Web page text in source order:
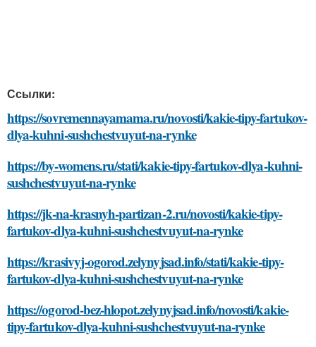
Ссылки:
https://sovremennayamama.ru/novosti/kakie-tipy-fartukov-
dlya-kuhni-sushchestvuyut-na-rynke
https://by-womens.ru/stati/kakie-tipy-fartukov-dlya-kuhni-
sushchestvuyut-na-rynke
https://jk-na-krasnyh-partizan-2.ru/novosti/kakie-tipy-
fartukov-dlya-kuhni-sushchestvuyut-na-rynke
https://krasivyj-ogorod.zelynyjsad.info/stati/kakie-tipy-
fartukov-dlya-kuhni-sushchestvuyut-na-rynke
https://ogorod-bez-hlopot.zelynyjsad.info/novosti/kakie-
tipy-fartukov-dlya-kuhni-sushchestvuyut-na-rynke